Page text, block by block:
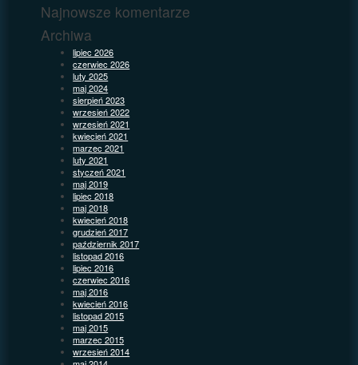
Najnowsze komentarze
Archiwa
lipiec 2026
czerwiec 2026
luty 2025
maj 2024
sierpień 2023
wrzesień 2022
wrzesień 2021
kwiecień 2021
marzec 2021
luty 2021
styczeń 2021
maj 2019
lipiec 2018
maj 2018
kwiecień 2018
grudzień 2017
październik 2017
listopad 2016
lipiec 2016
czerwiec 2016
maj 2016
kwiecień 2016
listopad 2015
maj 2015
marzec 2015
wrzesień 2014